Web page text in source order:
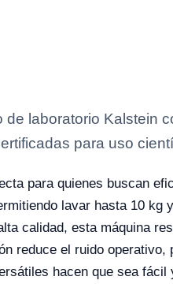
laboratorio Kalstein
para uso
para quienes buscan
lavar hasta 10 kg
calidad, esta máquina
reduce el ruido operativo,
hacen que sea fácil